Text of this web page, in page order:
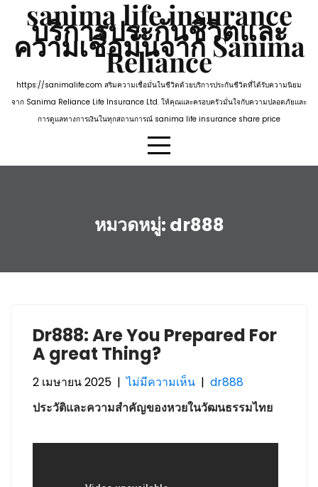
content
sanima life insurance
บริการประกันชีวิตและ
ความเชื่อมั่นจาก Sanima
Reliance
https://sanimalife.com สริมความเชื่อมั่นในชีวิตด้วยบริการประกันชีวิตที่ได้รับความนิยม
จาก Sanima Reliance Life Insurance Ltd. ให้คุณและครอบครัวมั่นใจกับความปลอดภัยและ
การดูแลทางการเงินในทุกสถานการณ์ sanima life insurance share price
หมวดหมู่: dr888
Dr888: Are You Prepared For
A great Thing?
2 เมษายน 2025 |ไม่มีความเห็น | dr888
ประวัติและความสำคัญของหวยในวัฒนธรรมไทย